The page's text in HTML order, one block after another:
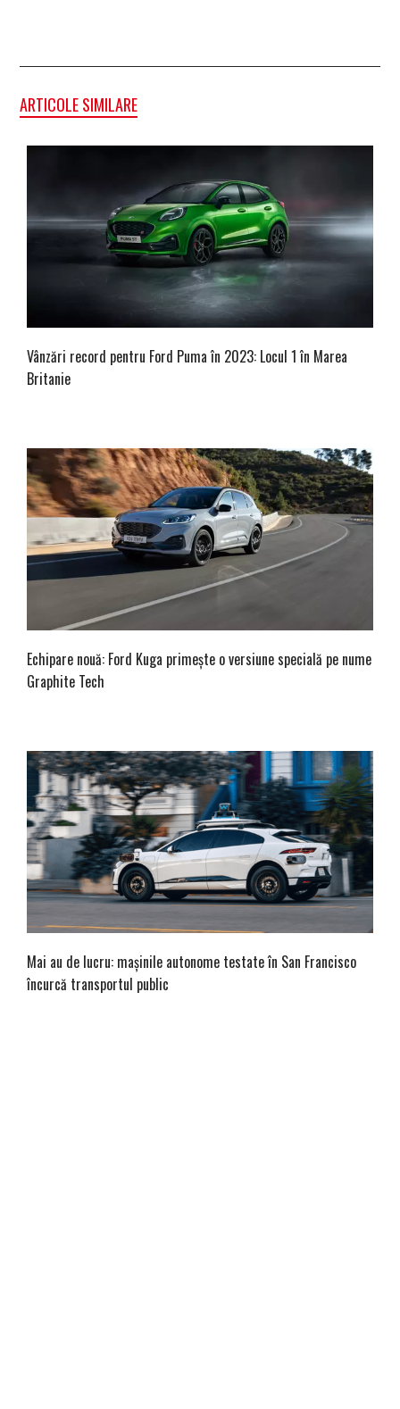
ARTICOLE SIMILARE
Vânzări record pentru Ford Puma în 2023: Locul 1 în Marea
Britanie
Echipare nouă: Ford Kuga primește o versiune specială pe nume
Graphite Tech
Mai au de lucru: mașinile autonome testate în San Francisco
încurcă transportul public